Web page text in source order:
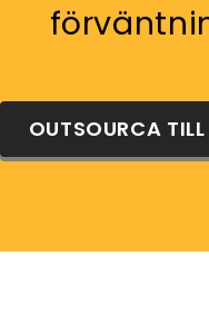
OUTSOURCA TILL